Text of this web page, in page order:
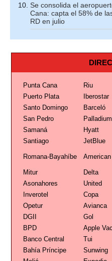
Se consolida el
Cana: capta el 58% de
RD en julio
Punta Cana Riu
Puerto Plata
Iberostar
Santo Domingo
Barceló
San Pedro
Palladium
Samaná
Hyatt
Santiago
JetBlue
Romana-Bayahíbe
Mitur
Delta
Asonahores
United
Inverotel
Copa
Opetur
Avianca
DGII
Gol
BPD
Apple
Banco Central
Tui
Bahía Príncipe
Sunwing